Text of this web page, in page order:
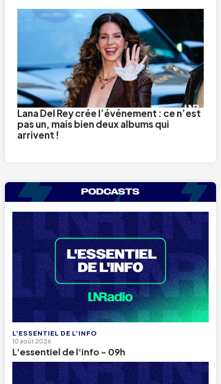
Lana Del Rey crée l’événement : ce n’est
pas un, mais bien deux albums qui
arrivent !
L'ESSENTIEL DE L'INFO
10 août 2026
L'essentiel de l'info - 09h